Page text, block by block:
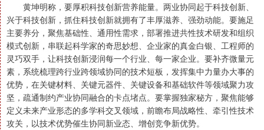
黄坤明称，要厚积科技创新营养能量。两业协同起于科技创新、
兴于科技创新，抓住科技创新就拥有了丰厚滋养、强劲动能。要施足
主要养分，聚焦基础性、通用性需求，部署推进共性技术研发和组织
模式创新，串联起科学家的奇思妙想、企业家的真金白银、工程师的
灵巧双手，让科技创新浸润每一个行业、每一家企业。要补齐微量元
素，系统梳理跨行业跨领域协同的技术短板，发挥集中力量办大事的
优势，在关键材料、关键元器件、关键设备和基础软件等领域聚力攻
坚，疏通制约产业协同融合的卡点堵点。要掌握独家秘方，聚焦能够
定义未来产业形态的多学科交叉领域，前瞻布局战略性、牵引性技术
攻关，以技术优势催生协同新业态、增创竞争新优势。